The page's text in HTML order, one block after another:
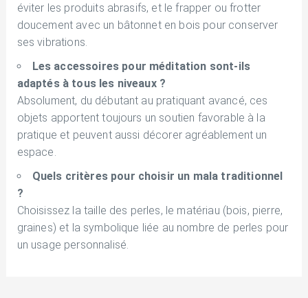
éviter les produits abrasifs, et le frapper ou frotter
doucement avec un bâtonnet en bois pour conserver
ses vibrations.
Les accessoires pour méditation sont-ils
adaptés à tous les niveaux ?
Absolument, du débutant au pratiquant avancé, ces
objets apportent toujours un soutien favorable à la
pratique et peuvent aussi décorer agréablement un
espace.
Quels critères pour choisir un mala traditionnel
?
Choisissez la taille des perles, le matériau (bois, pierre,
graines) et la symbolique liée au nombre de perles pour
un usage personnalisé.